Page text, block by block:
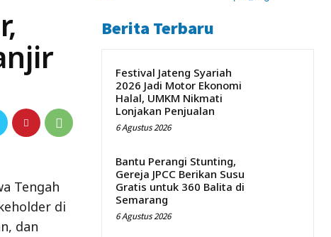
Tengah
di
dan
Berita Terbaru
Festival Jateng Syariah
2026 Jadi Motor Ekonomi
Halal, UMKM Nikmati
Lonjakan Penjualan
6 Agustus 2026
Bantu Perangi Stunting,
Gereja JPCC Berikan Susu
Gratis untuk 360 Balita di
Semarang
6 Agustus 2026